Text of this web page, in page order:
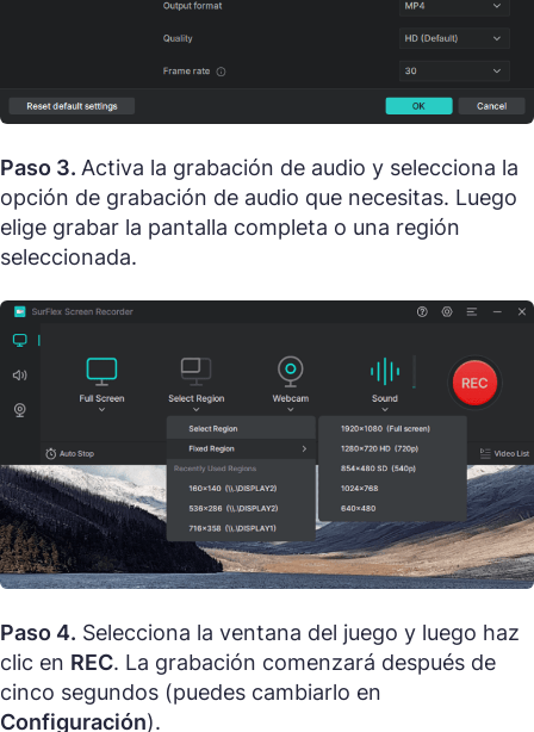
Paso 3. Activa la grabación de audio y selecciona la
opción de grabación de audio que necesitas. Luego
elige grabar la pantalla completa o una región
seleccionada.
Paso 4. Selecciona la ventana del juego y luego haz
clic en REC. La grabación comenzará después de
cinco segundos (puedes cambiarlo en
Configuración).